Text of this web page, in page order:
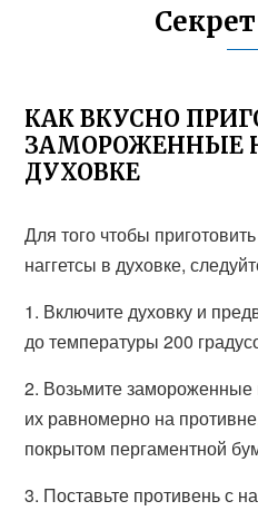
КАК ВКУСНО
ЗАМОРОЖЕННЫЕ
ДУХОВКЕ
Для того чтобы
наггетсы в духовке,
1. Включите духовку и
до температуры 200
2. Возьмите замороженные
их равномерно на
покрытом пергаментной
3. Поставьте противень с